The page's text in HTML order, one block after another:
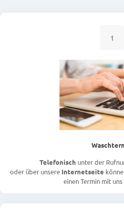
1
Telefonisch unter der
oder über unsere Internetseite
einen Termin mit